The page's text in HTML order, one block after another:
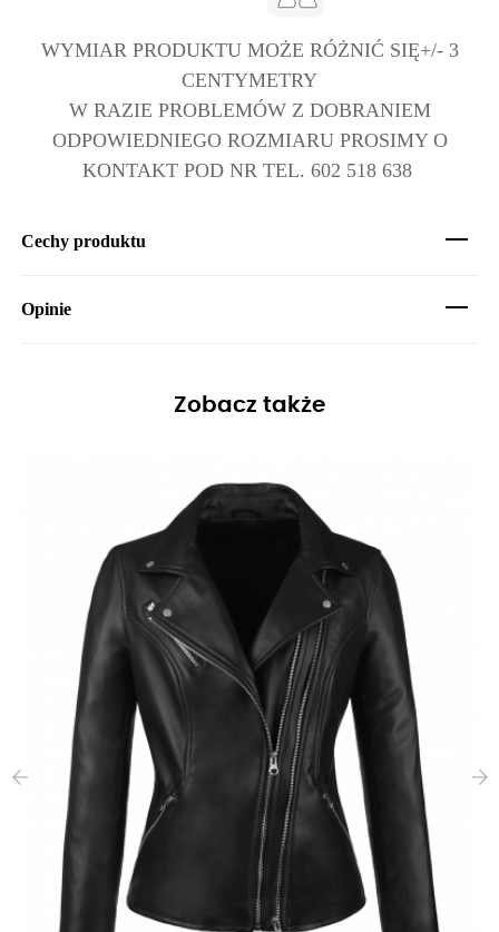
WYMIAR PRODUKTU MOŻE RÓŻNIĆ SIĘ+/- 3
CENTYMETRY
W RAZIE PROBLEMÓW Z DOBRANIEM
ODPOWIEDNIEGO ROZMIARU PROSIMY O
KONTAKT POD NR TEL. 602 518 638
Cechy produktu
Opinie
Zobacz także